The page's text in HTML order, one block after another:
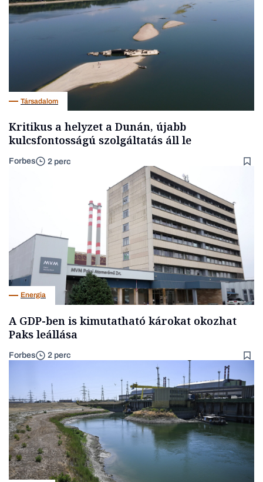
Társadalom
Kritikus a helyzet a Dunán, újabb
kulcsfontosságú szolgáltatás áll le
Forbes 2 perc
Energia
A GDP-ben is kimutatható károkat okozhat
Paks leállása
Forbes 2 perc